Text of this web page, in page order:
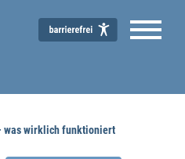
– was wirklich funktioniert